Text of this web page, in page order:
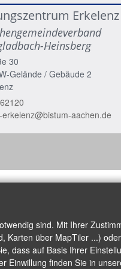
Erkelenz
Heinsberg
30
Gelände / Gebäude 2
aachen.de
sind. Mit Ihrer
Karten über MapTiler ...)
dass auf Basis Ihrer
Einwillung finden Sie in